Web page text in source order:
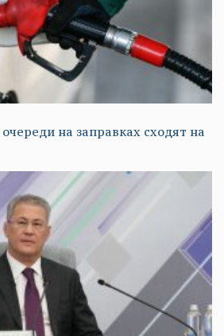
на заправках сходят на